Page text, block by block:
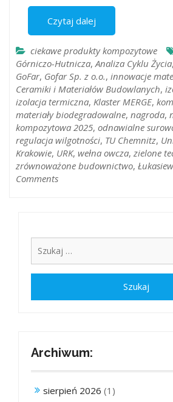
Czytaj dalej
ciekawe produkty kompozytowe
Górniczo-Hutnicza,Analiza Cyklu Życia,
GoFar, Gofar Sp. z o.o., innowacje
Ceramiki i Materiałów Budowlanych,
izolacja termiczna, Klaster MERGE,
materiały biodegradowalne, nagroda,
kompozytowa 2025, odnawialne
regulacja wilgotności, TU Chemnitz,
Krakowie, URK, wełna owcza, zielone
zrównoważone budownictwo,
Comments
Archiwum:
sierpień 2026 (1)